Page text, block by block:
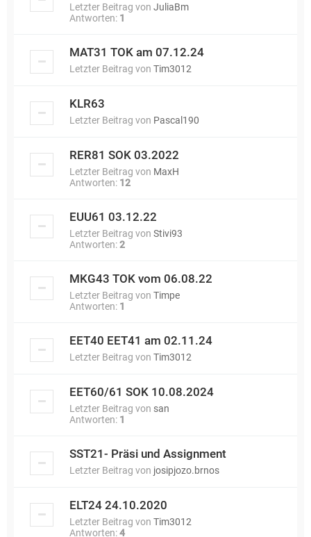
Letzter Beitrag von JuliaBm
Antworten: 1
MAT31 TOK am 07.12.24
Letzter Beitrag von Tim3012
KLR63
Letzter Beitrag von Pascal190
RER81 SOK 03.2022
Letzter Beitrag von MaxH
Antworten: 12
EUU61 03.12.22
Letzter Beitrag von Stivi93
Antworten:2
MKG43 TOK vom 06.08.22
Letzter Beitrag von Timpe
Antworten: 1
EET40 EET41 am 02.11.24
Letzter Beitrag von Tim3012
EET60/61 SOK 10.08.2024
Letzter Beitrag von san
Antworten: 1
SST21- Präsi und Assignment
Letzter Beitrag von josipjozo.brnos
ELT24 24.10.2020
Letzter Beitrag von Tim3012
Antworten:4